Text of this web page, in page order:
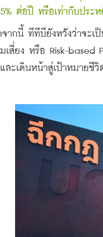
ต่อปี หรือเท่ากับประห
นี้ ทีทีบียังหวังว่าจะเป็น
เสี่ยง หรือ Risk-based
ละเดินหน้าสู่เป้าหมายชีวิ